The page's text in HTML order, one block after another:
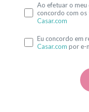
Ao efetuar o meu
concordo com os
Casar.com
Eu concordo em
Casar.com por e-